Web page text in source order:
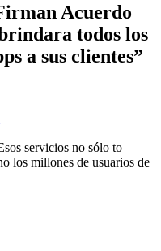
Acuerdo
todos los
a sus clientes”
servicios no sólo to
los millones de usuarios de